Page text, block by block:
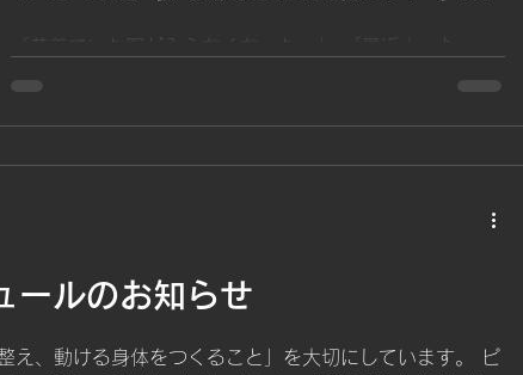
「もう一度、自分らしく過ごし
たい」そんな思いから始まった
「昔着ていた服が入らなくなった。」 「最近太った
体重約11kg減、体脂肪率36.0％から19.8％まで改善
し、さらに15年近く悩まされてきた腰痛まで改善された
前向きに楽しめる自分へ。 「運動しなければ」ではな
く、「体を動かすことが楽しい」と思えるようになったA
り、自信を失っていた頃 A様がREALへ通い始めたきっか
ールのお知らせ
え、動ける身体をつくること」を大切にしています。 ピ